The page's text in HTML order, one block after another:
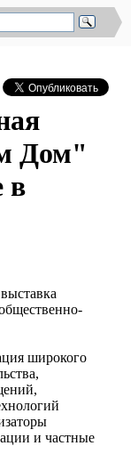
Дом"
в
широкого
и частные